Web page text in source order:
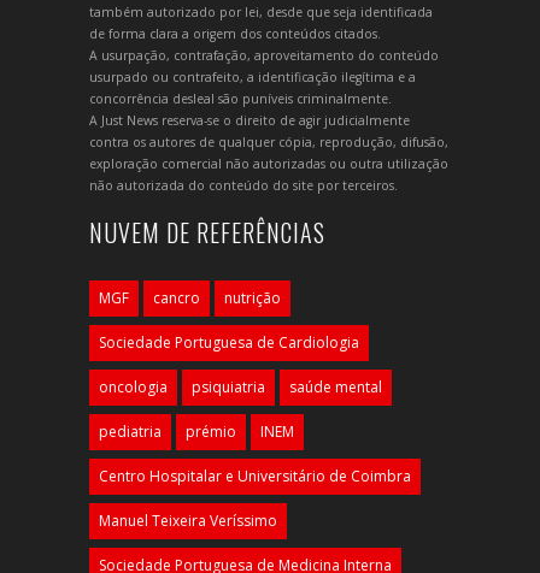
também autorizado por lei, desde que seja identificada
de forma clara a origem dos conteúdos citados.
A usurpação, contrafação, aproveitamento do conteúdo
usurpado ou contrafeito, a identificação ilegítima e a
concorrência desleal são puníveis criminalmente.
A Just News reserva-se o direito de agir judicialmente
contra os autores de qualquer cópia, reprodução, difusão,
exploração comercial não autorizadas ou outra utilização
não autorizada do conteúdo do site por terceiros.
NUVEM DE REFERÊNCIAS
MGF cancro nutrição
Sociedade Portuguesa de Cardiologia
oncologia psiquiatria saúde mental
pediatria prémio INEM
Centro Hospitalar e Universitário de Coimbra
Manuel Teixeira Veríssimo
Sociedade Portuguesa de Medicina Interna